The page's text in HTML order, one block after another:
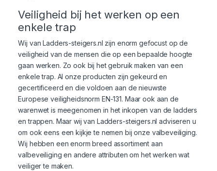
Veiligheid bij het werken op een
enkele trap
Wij van Ladders-steigers.nl zijn enorm gefocust op de
veiligheid van de mensen die op een bepaalde hoogte
gaan werken. Zo ook bij het gebruik maken van een
enkele trap. Al onze producten zijn gekeurd en
gecertificeerd en die voldoen aan de nieuwste
Europese veiligheidsnorm EN-131. Maar ook aan de
warenwet is meegenomen in het inkopen van de ladders
en trappen. Maar wij van Ladders-steigers.nl adviseren u
om ook eens een kijkje te nemen bij onze valbeveiliging.
Wij hebben een enorm breed assortiment aan
valbeveiliging en andere attributen om het werken wat
veiliger te maken.